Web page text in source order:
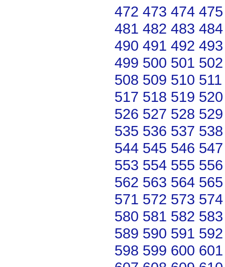
472 473 474 475
481 482 483 484
490 491 492 493
499 500 501 502
508 509 510 511
517 518 519 520
526 527 528 529
535 536 537 538
544 545 546 547
553 554 555 556
562 563 564 565
571 572 573 574
580 581 582 583
589 590 591 592
598 599 600 601